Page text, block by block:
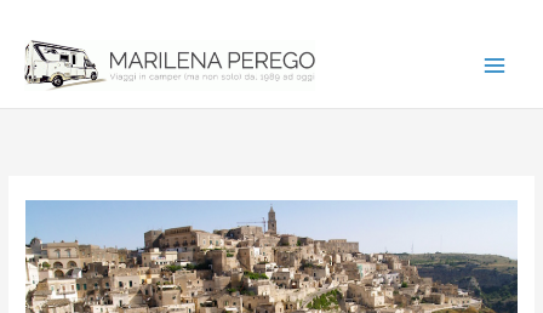
contenuto